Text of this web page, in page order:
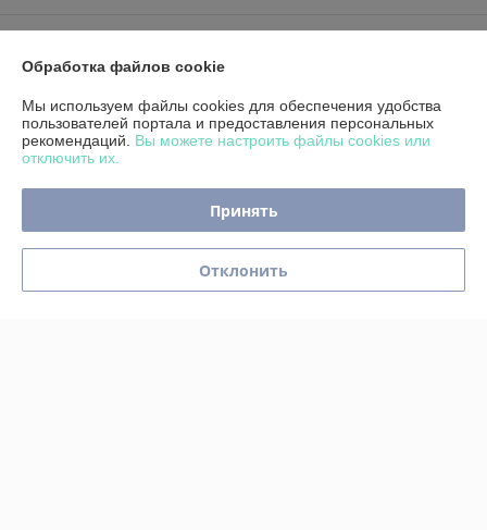
График работы
Полная версия сайта
Политика обработки cookies
Сайт создан на платформе Deal.by
Обработка файлов cookie
Мы используем файлы cookies для обеспечения удобства
пользователей портала и предоставления персональных
рекомендаций. Вы можете настроить файлы cookies или
отключить их.
Принять
Отклонить